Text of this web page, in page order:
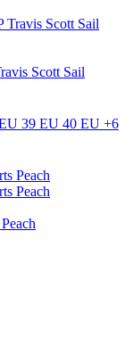
Scott Sail
39 EU 40 EU +6